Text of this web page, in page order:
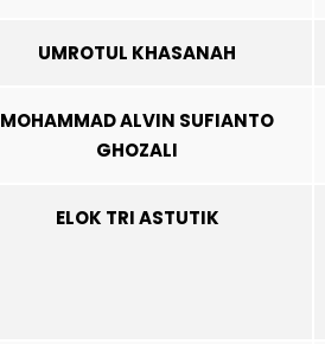
UMROTUL KHASANAH
MOHAMMAD ALVIN SUFIANTO
GHOZALI
ELOK TRI ASTUTIK